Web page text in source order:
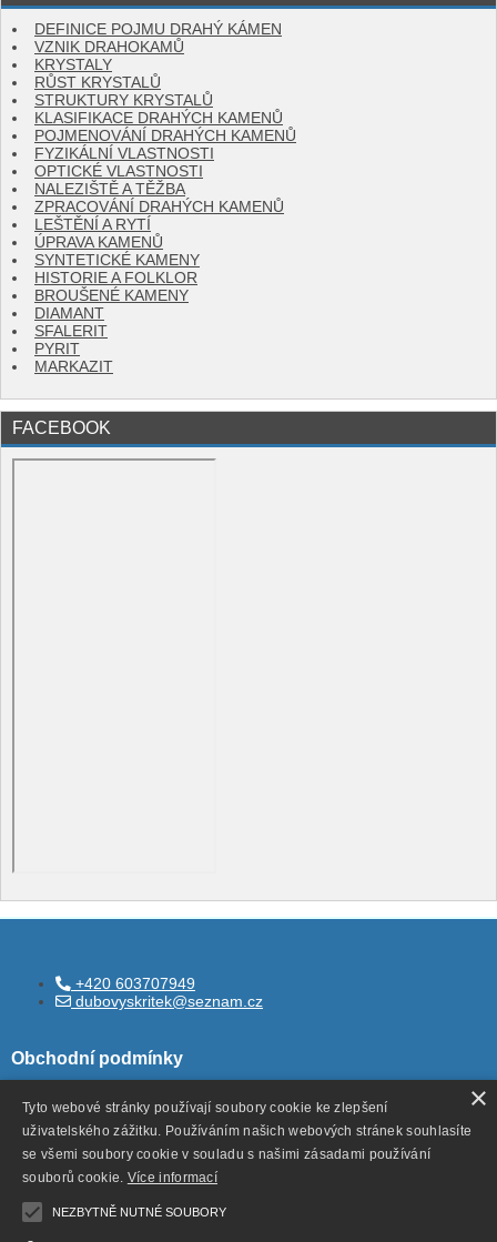
DEFINICE POJMU DRAHÝ KÁMEN
VZNIK DRAHOKAMŮ
KRYSTALY
RŮST KRYSTALŮ
STRUKTURY KRYSTALŮ
KLASIFIKACE DRAHÝCH KAMENŮ
POJMENOVÁNÍ DRAHÝCH KAMENŮ
FYZIKÁLNÍ VLASTNOSTI
OPTICKÉ VLASTNOSTI
NALEZIŠTĚ A TĚŽBA
ZPRACOVÁNÍ DRAHÝCH KAMENŮ
LEŠTĚNÍ A RYTÍ
ÚPRAVA KAMENŮ
SYNTETICKÉ KAMENY
HISTORIE A FOLKLOR
BROUŠENÉ KAMENY
DIAMANT
SFALERIT
PYRIT
MARKAZIT
FACEBOOK
+420 603707949
dubovyskritek@seznam.cz
Obchodní podmínky
Všeobecné obchodní podmínky
Ochrana ososbních údajů
Odstoupení od smlouvy
×
Tyto webové stránky používají soubory cookie ke zlepšení
uživatelského zážitku. Používáním našich webových stránek souhlasíte
se všemi soubory cookie v souladu s našimi zásadami používání
souborů cookie. Více informací
NEZBYTNĚ NUTNÉ SOUBORY